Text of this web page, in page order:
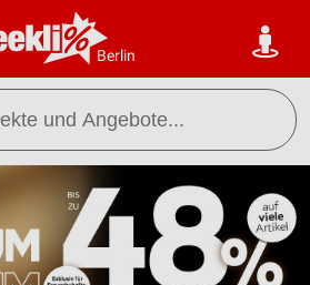
Berlin